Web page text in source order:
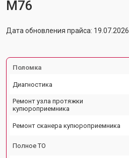
M76
Дата обновления прайса: 19.07.2026
Поломка
Диагностика
Ремонт узла протяжки
купюроприемника
Ремонт сканера купюроприемника
Полное ТО